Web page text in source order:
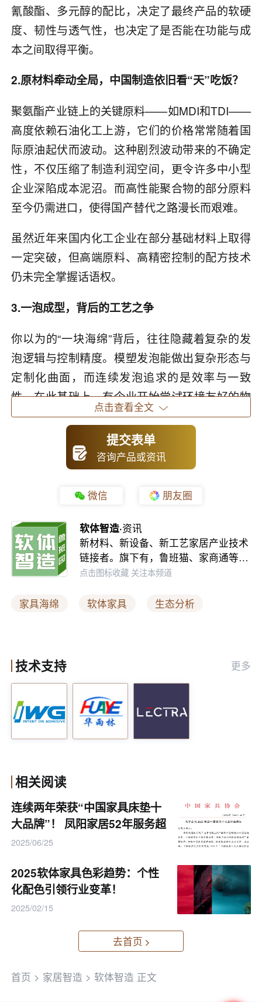
氰酸酯、多元醇的配比，决定了最终产品的软硬
度、韧性与透气性，也决定了是否能在功能与成
本之间取得平衡。
2.原材料牵动全局，中国制造依旧看“天”吃饭？
聚氨酯产业链上的关键原料——如MDI和TDI——
高度依赖石油化工上游，它们的价格常常随着国
际原油起伏而波动。这种剧烈波动带来的不确定
性，不仅压缩了制造利润空间，更令许多中小型
企业深陷成本泥沼。而高性能聚合物的部分原料
至今仍需进口，使得国产替代之路漫长而艰难。
虽然近年来国内化工企业在部分基础材料上取得
一定突破，但高端原料、高精密控制的配方技术
仍未完全掌握话语权。
3.一泡成型，背后的工艺之争
你以为的“一块海绵”背后，往往隐藏着复杂的发
泡逻辑与控制精度。模塑发泡能做出复杂形态与
定制化曲面，而连续发泡追求的是效率与一致
性。在此基础上，有企业开始尝试环境友好的物
理发泡方式，减少化学排放；也有先锋研发梯度
密度结构，使得同一块海绵在不同部位拥有不同
的支撑强度。
绿色制造的趋势接轨。但这也意味着技术门槛在
不断抬高，中小企业难以轻易跨越。
4.造假成本低，识假成本高：一个被撕裂的市场
灾区。石粉填充、边角料粘贴、虚标密度……几
利润，但在长期却侵蚀了消费者的信任，压缩了
优质品牌的生存空间。
消费者难以从外观上辨别真假，企业间的良性竞
争也逐渐被恶性压价取代。当伪劣海绵以极低成
5.企业的规模，不只是数字
在这个产业里，规模不仅代表产能，更代表议价
能力、设备水平、环保达标率、甚至品牌话语
权。头部企业引进智能发泡线、建立全流程质控
体系，甚至在高端床垫与办公家具品牌中形成稳
定合作；而尾部工厂，仍旧靠手动发泡、人工裁
剪、拼贴成型，在低价区间苦苦挣扎。
质、环保的基本掌控力，其竞争逻辑只能回到“价
点击查看全文
提交表单
咨询产品或资讯
微信 朋友圈
软体智造·资讯
新材料、新设备、新工艺家居产业技术
链接者。旗下有，鲁班猫、家商通等…
点击图标收藏 关注本频道
家具海绵 软体家具 生态分析
技术支持 更多
相关阅读
连续两年荣获“中国家具床垫十
大品牌”！ 凤阳家居52年服务超
1000万家庭
2025/06/25
2025软体家具色彩趋势：个性
化配色引领行业变革！
2025/02/15
去首页
首页 > 家居智造 >软体智造 正文